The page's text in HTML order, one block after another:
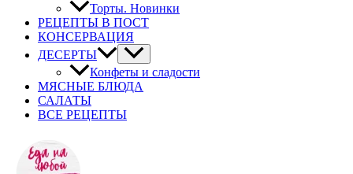
Торты. Новинки
РЕЦЕПТЫ В ПОСТ
КОНСЕРВАЦИЯ
ДЕСЕРТЫ
Конфеты и сладости
МЯСНЫЕ БЛЮДА
САЛАТЫ
ВСЕ РЕЦЕПТЫ